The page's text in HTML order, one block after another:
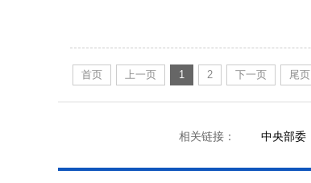
首页 上一页 1 2 下一页 尾页
相关链接： 中央部委